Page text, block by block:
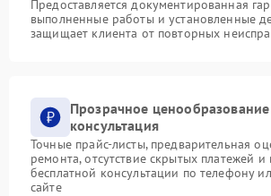
Предоставляется документированная
выполненные работы и установленные
защищает клиента от повторных
Прозрачное
консультация
Точные прайс-листы, предварительная
ремонта, отсутствие скрытых платежей и
бесплатной консультации по телефону
сайте